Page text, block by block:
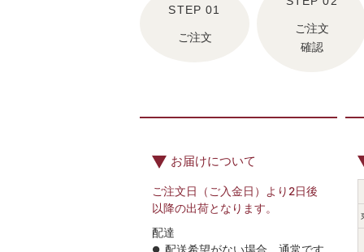
ご注文
ご注文
確認
お届けについて
ご注文日（ご入金日）より2日後
以降の出荷となります。
配達
配送希望がない場合、通常です